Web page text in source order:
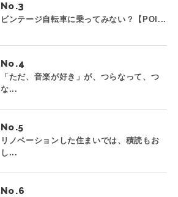
No.
ビンテージ自転車に乗ってみない？【POI...
No.
「ただ、音楽が好き」が、つらなって、つ
な...
No.
リノベーションした住まいでは、積読もお
し...
No.